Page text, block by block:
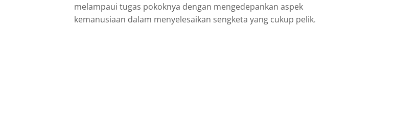
melampaui tugas pokoknya dengan mengedepankan aspek
kemanusiaan dalam menyelesaikan sengketa yang cukup pelik.